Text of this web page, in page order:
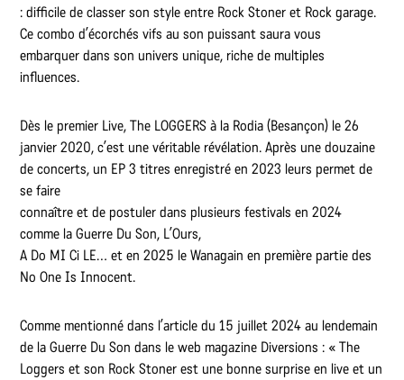
: difficile de classer son style entre Rock Stoner et Rock garage.
Ce combo d’écorchés vifs au son puissant saura vous
embarquer dans son univers unique, riche de multiples
influences.
Dès le premier Live, The LOGGERS à la Rodia (Besançon) le 26
janvier 2020, c’est une véritable révélation. Après une douzaine
de concerts, un EP 3 titres enregistré en 2023 leurs permet de
se faire
connaître et de postuler dans plusieurs festivals en 2024
comme la Guerre Du Son, L’Ours,
A Do MI Ci LE… et en 2025 le Wanagain en première partie des
No One Is Innocent.
Comme mentionné dans l’article du 15 juillet 2024 au lendemain
de la Guerre Du Son dans le web magazine Diversions : « The
Loggers et son Rock Stoner est une bonne surprise en live et un